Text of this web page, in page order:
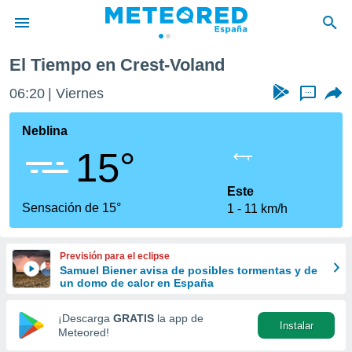
de
por
que se
a este
las
y
forma
digital
basada
El Tiempo en Crest-Voland
06:20 Viernes ...
Neblina
15°
Sensación de 15°
Este
1
11 km/h
Previsión para el eclipse
Samuel Biener avisa de posibles tormentas y de
un domo de calor en España
¡Descarga GRATIS la app de
Meteored!
Instalar